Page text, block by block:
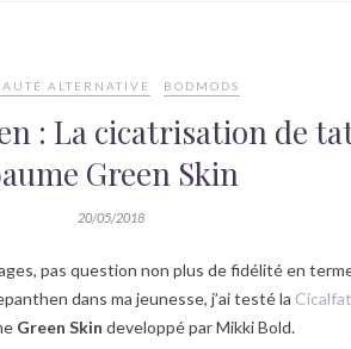
ALTERNATIVE BODMODS
: La cicatrisation de
Green Skin
20/05/2018
pas question non plus de fidélité en
dans ma jeunesse, j’ai testé la
Green Skin developpé par Mikki Bold.